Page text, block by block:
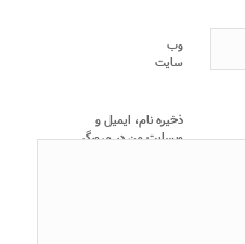
وب‌
سایت
ذخیره نام، ایمیل و
وبسایت من در مرورگر